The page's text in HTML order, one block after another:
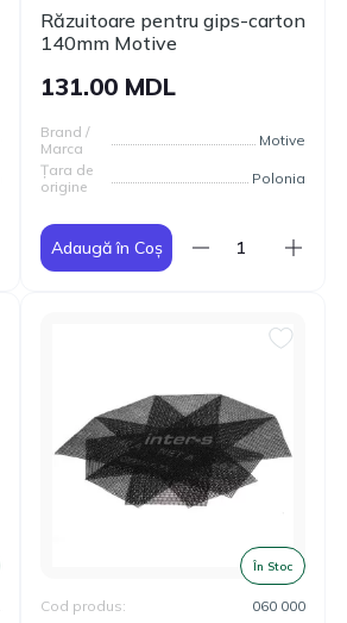
Răzuitoare pentru gips-carton
140mm Motive
131.00 MDL
Brand /
Marca
Motive
Țara de
origine
Polonia
Adaugă în Coș
În Stoc
Cod produs: 060 000